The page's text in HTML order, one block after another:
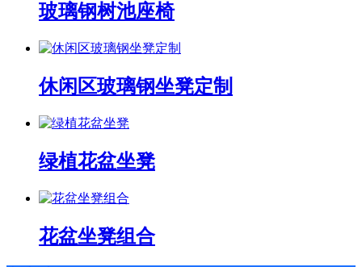
玻璃钢树池座椅
休闲区玻璃钢坐凳定制
绿植花盆坐凳
花盆坐凳组合